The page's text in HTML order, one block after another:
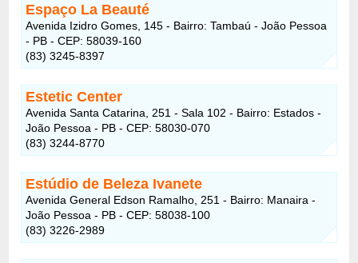
Espaço La Beauté
Avenida Izidro Gomes, 145 - Bairro: Tambaú - João Pessoa
- PB - CEP: 58039-160
(83) 3245-8397
Estetic Center
Avenida Santa Catarina, 251 - Sala 102 - Bairro: Estados -
João Pessoa - PB - CEP: 58030-070
(83) 3244-8770
Estúdio de Beleza Ivanete
Avenida General Edson Ramalho, 251 - Bairro: Manaira -
João Pessoa - PB - CEP: 58038-100
(83) 3226-2989